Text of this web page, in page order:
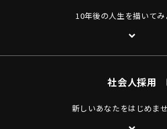
10年後の人生を描いてみ
社会人採用
新しいあなたをはじめま